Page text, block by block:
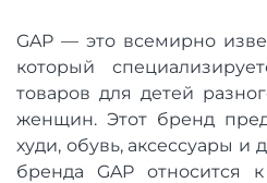
GAP — это всемирно
который
товаров для детей
женщин. Этот бренд
худи, обувь, аксессуары и
бренда GAP относится